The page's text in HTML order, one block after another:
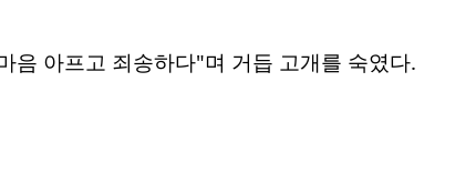
음 아프고 죄송하다"며 거듭 고개를 숙였다.